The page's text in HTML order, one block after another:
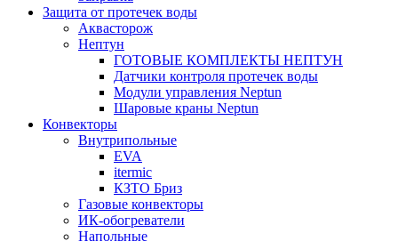
Защита от протечек воды
Аквасторож
Нептун
ГОТОВЫЕ КОМПЛЕКТЫ НЕПТУН
Датчики контроля протечек воды
Модули управления Neptun
Шаровые краны Neptun
Конвекторы
Внутрипольные
EVA
itermic
КЗТО Бриз
Газовые конвекторы
ИК-обогреватели
Напольные